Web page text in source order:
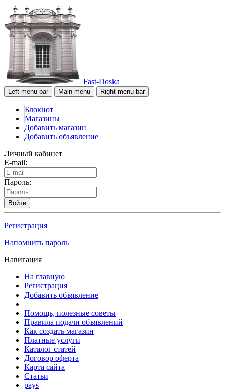
Fast-Doska
Left menu bar Main menu Right menu bar
Блокнот
Магазины
Добавить магазин
Добавить объявление
Личный кабинет
E-mail:
Пароль:
Войти
Регистрация
Напомнить пароль
Навигация
На главную
Регистрация
Добавить объявление
Помощь, полезные советы
Правила подачи объявлений
Как создать магазин
Платные услуги
Каталог статей
Договор оферта
Карта сайта
Статьи
pays